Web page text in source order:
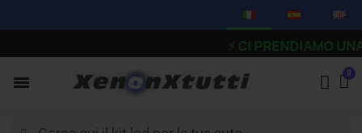
CI PRENDIAMO